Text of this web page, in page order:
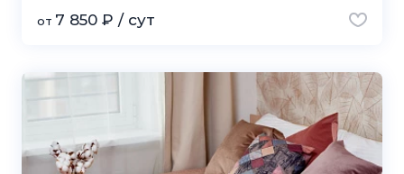
от 7 850 ₽ / сут